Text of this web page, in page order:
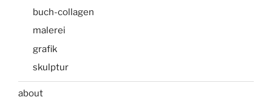
buch-collagen
malerei
grafik
skulptur
about